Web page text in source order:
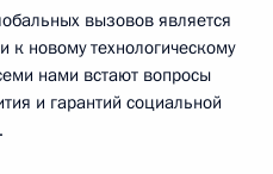
вызовов является
новому технологическому
нами встают вопросы
и гарантий социальной